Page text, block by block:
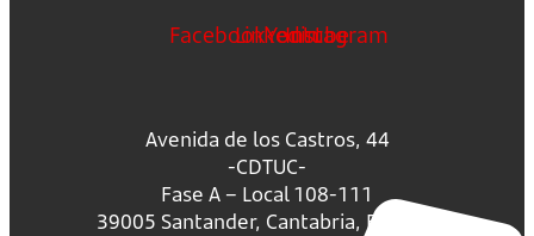
FacebookLinkedin
Youtube
Instagram
Avenida de los Castros, 44
-CDTUC-
Fase A – Local 108-111
39005 Santander, Cantabria, España.